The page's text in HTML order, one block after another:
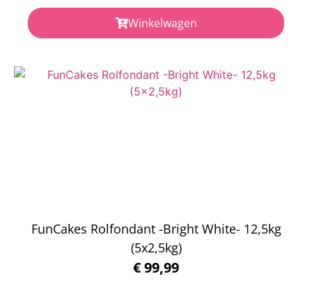
Winkelwagen
FunCakes Rolfondant -Bright White- 12,5kg
(5x2,5kg)
€99,99